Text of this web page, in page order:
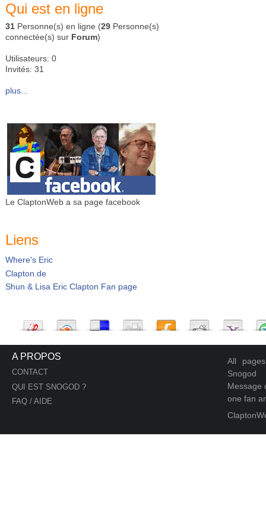
Qui est en ligne
31 Personne(s) en ligne (29 Personne(s)
connectée(s) sur Forum)
Utilisateurs: 0
Invités: 31
plus...
Le ClaptonWeb a sa page facebook
Liens
Where's Eric
Clapton.de
Shun & Lisa Eric Clapton Fan page
A PROPOS
CONTACT
QUI EST SNOGOD ?
FAQ / AIDE
All
Snogod
Message
one fan